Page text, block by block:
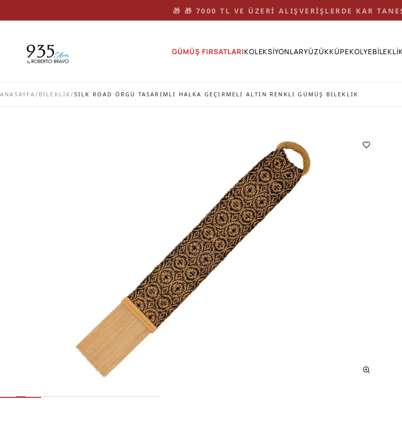
🎁 🎁 7000 TL VE ÜZERİ ALIŞVERİŞLERDE KAR
GÜMÜŞ FIRSATLARIKOLEKSİYONLARYÜZÜKKÜPEKOLYEBİLEKLİK
ANASAYFA / BİLEKLİK/ SILK ROAD ÖRGÜ TASARIMLI HALKA GEÇIRMELI ALTIN RENKLI GÜMÜŞ BILEKLIK